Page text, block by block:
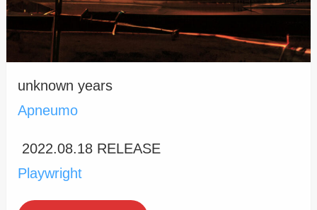
unknown years
Apneumo
2022.08.18 RELEASE
Playwright